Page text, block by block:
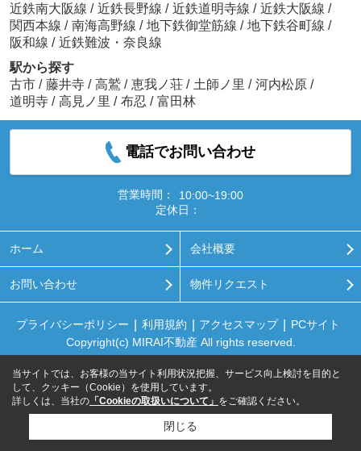
近鉄南大阪線 / 近鉄長野線 / 近鉄道明寺線 / 近鉄大阪線 /
関西本線 / 南海高野線 / 地下鉄御堂筋線 / 地下鉄谷町線 /
阪和線 / 近鉄難波・奈良線
駅から探す
古市 / 藤井寺 / 高鷲 / 恵我ノ荘 / 土師ノ里 / 河内松原 /
道明寺 / 高見ノ里 / 布忍 / 富田林
電話でお問い合わせ
営業時間：
10:00~19:00
定休日：
ホーム 会社概要
お問い合わせ 物件リクエスト
プライバシーポリシー 利用規約 アクセスマップ
PCサイト
Copyright(c) MIRAI不動産 All rights reserved.
当サイトでは、お客様の当サイト利用状況把握、サービス向上検討を目的と
して、クッキー（Cookie）を使用しています。
詳しくは、当社の 「Cookieの取扱いについて」 をご確認ください。
閉じる